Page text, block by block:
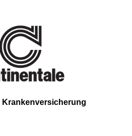
Krankenversicherung